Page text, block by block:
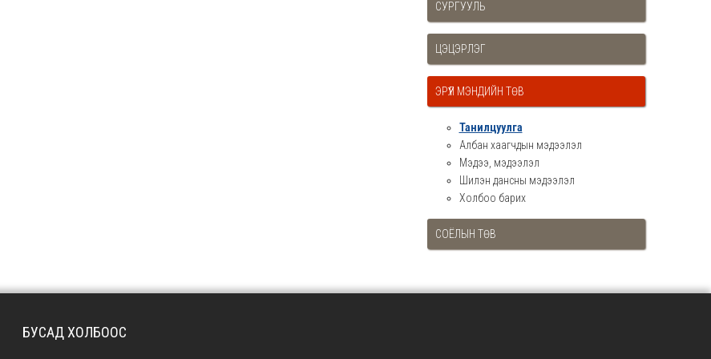
СУРГУУЛЬ
ЦЭЦЭРЛЭГ
ЭРҮҮЛ МЭНДИЙН ТӨВ
Танилцуулга
Албан хаагчдын мэдээлэл
Мэдээ, мэдээлэл
Шилэн дансны мэдээлэл
Холбоо барих
СОЁЛЫН ТӨВ
БУСАД ХОЛБООС